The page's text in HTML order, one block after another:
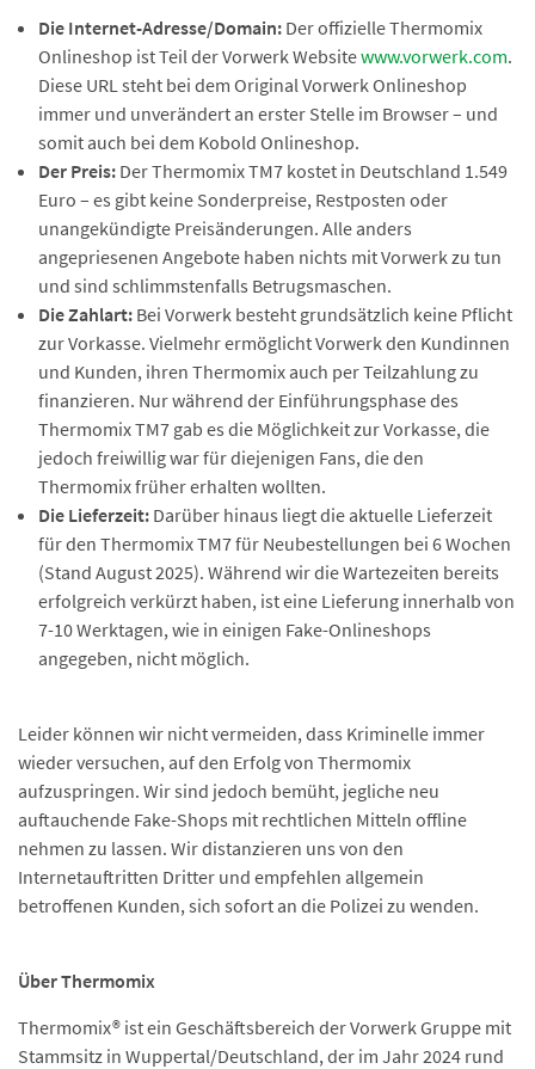
Die Internet-Adresse/Domain: Der offizielle Thermomix
Onlineshop ist Teil der Vorwerk Websitewww.vorwerk.com.
Diese URL steht bei dem Original Vorwerk Onlineshop
immer und unverändert an erster Stelle im Browser – und
somit auch bei dem Kobold Onlineshop.
Der Preis: Der Thermomix TM7 kostet in Deutschland 1.549
Euro – es gibt keine Sonderpreise, Restposten oder
unangekündigte Preisänderungen. Alle anders
angepriesenen Angebote haben nichts mit Vorwerk zu tun
und sind schlimmstenfalls Betrugsmaschen.
Die Zahlart: Bei Vorwerk besteht grundsätzlich keine Pflicht
zur Vorkasse. Vielmehr ermöglicht Vorwerk den Kundinnen
und Kunden, ihren Thermomix auch per Teilzahlung zu
finanzieren. Nur während der Einführungsphase des
Thermomix TM7 gab es die Möglichkeit zur Vorkasse, die
jedoch freiwillig war für diejenigen Fans, die den
Thermomix früher erhalten wollten.
Die Lieferzeit: Darüber hinaus liegt die aktuelle Lieferzeit
für den Thermomix TM7 für Neubestellungen bei 6 Wochen
(Stand August 2025). Während wir die Wartezeiten bereits
erfolgreich verkürzt haben, ist eine Lieferung innerhalb von
7-10 Werktagen, wie in einigen Fake-Onlineshops
angegeben, nicht möglich.
Leider können wir nicht vermeiden, dass Kriminelle immer
wieder versuchen, auf den Erfolg von Thermomix
aufzuspringen. Wir sind jedoch bemüht, jegliche neu
auftauchende Fake-Shops mit rechtlichen Mitteln offline
nehmen zu lassen. Wir distanzieren uns von den
Internetauftritten Dritter und empfehlen allgemein
betroffenen Kunden, sich sofort an die Polizei zu wenden.
Über Thermomix
Thermomix® ist ein Geschäftsbereich der Vorwerk Gruppe mit
Stammsitz in Wuppertal/Deutschland, der im Jahr 2024 rund